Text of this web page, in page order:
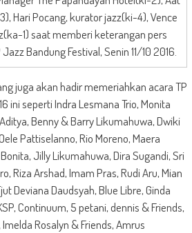
Hari Pocang, kurator jazz(ki-4), Vence
1) saat memberi keterangan pers
Bandung Festival, Senin 11/10 2016.
juga akan hadir memeriahkan acara TP
ini seperti Indra Lesmana Trio, Monita
Benny & Barry Likumahuwa, Dwiki
Pattiselanno, Rio Moreno, Maera
Jilly Likumahuwa, Dira Sugandi, Sri
Riza Arshad, Imam Pras, Rudi Aru, Mian
Deviana Daudsyah, Blue Libre, Ginda
Continuum, 5 petani, dennis & Friends,
Rosalyn & Friends, Amrus